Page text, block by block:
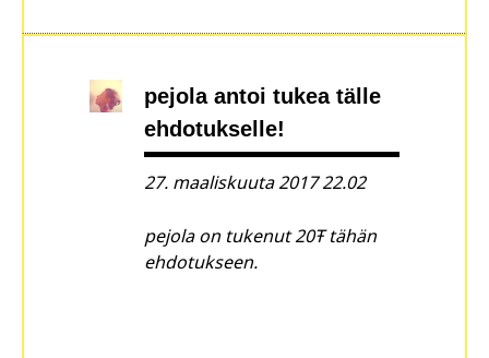
pejolaantoi tukea tälle
ehdotukselle!
27. maaliskuuta 2017 22.02
pejola on tukenut 20Ŧ tähän
ehdotukseen.